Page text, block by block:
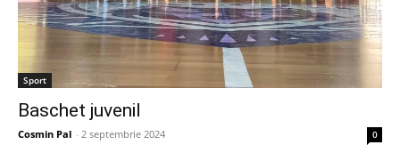
Sport
Baschet juvenil
Cosmin Pal - 2 septembrie 2024 0